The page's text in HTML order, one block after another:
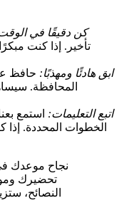
كن دقيقًا في
تأخير. إذا كنت
ابق هادئًا ومهذبًا: حافظ
المحافظة.
اتبع التعليمات: استمع
الخطوات المحددة.
تحضيرك
النصائح،